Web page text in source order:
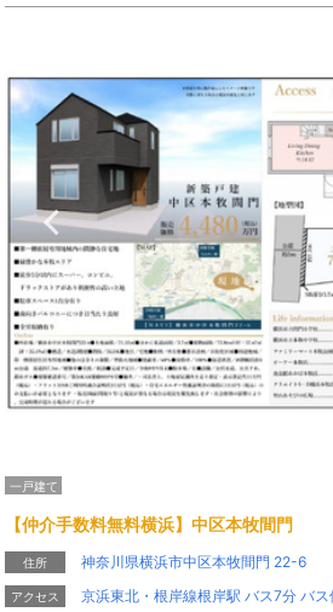
Previous
一戸建て
【仲介手数料無料横浜】中区本牧間門
住所 神奈川県横浜市中区本牧間門 22-6
アクセス
京浜東北・根岸線根岸駅 バス7分 バ